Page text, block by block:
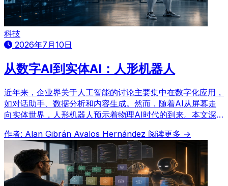
科技
2026年7月10日
从数字AI到实体AI：人形机器人
近年来，企业界关于人工智能的讨论主要集中在数字化应用，
如对话助手、数据分析和内容生成。然而，随着AI从屏幕走
向实体世界，人形机器人预示着物理AI时代的到来。本文深
并为墨西哥企业提供了战略建议。
作者: Alan Gibrán Avalos Hernández 阅读更多 →